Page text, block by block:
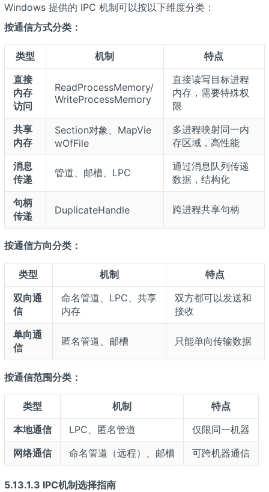
Windows 提供的 IPC 机制可以按以下维度分类：
按通信方式分类：
类型 机制
特点
直接
内存
访问
ReadProcessMemory/
WriteProcessMemory
直接读写目标进程
内存，需要特殊权
限
共享
内存
Section对象、MapVie
wOfFile
多进程映射同一内
存区域，高性能
消息
传递
管道、邮槽、LPC
通过消息队列传递
数据，结构化
句柄
传递
DuplicateHandle 跨进程共享句柄
按通信方向分类：
类型 机制
特点
双向通
信
命名管道、LPC、共享
内存
双方都可以发送和
接收
单向通
信
匿名管道、邮槽 只能单向传输数据
按通信范围分类：
类型 机制
特点
本地通信
LPC、匿名管道
仅限同一机器
网络通信
命名管道（远程）、邮槽 可跨机器通信
5.13.1.3 IPC机制选择指南